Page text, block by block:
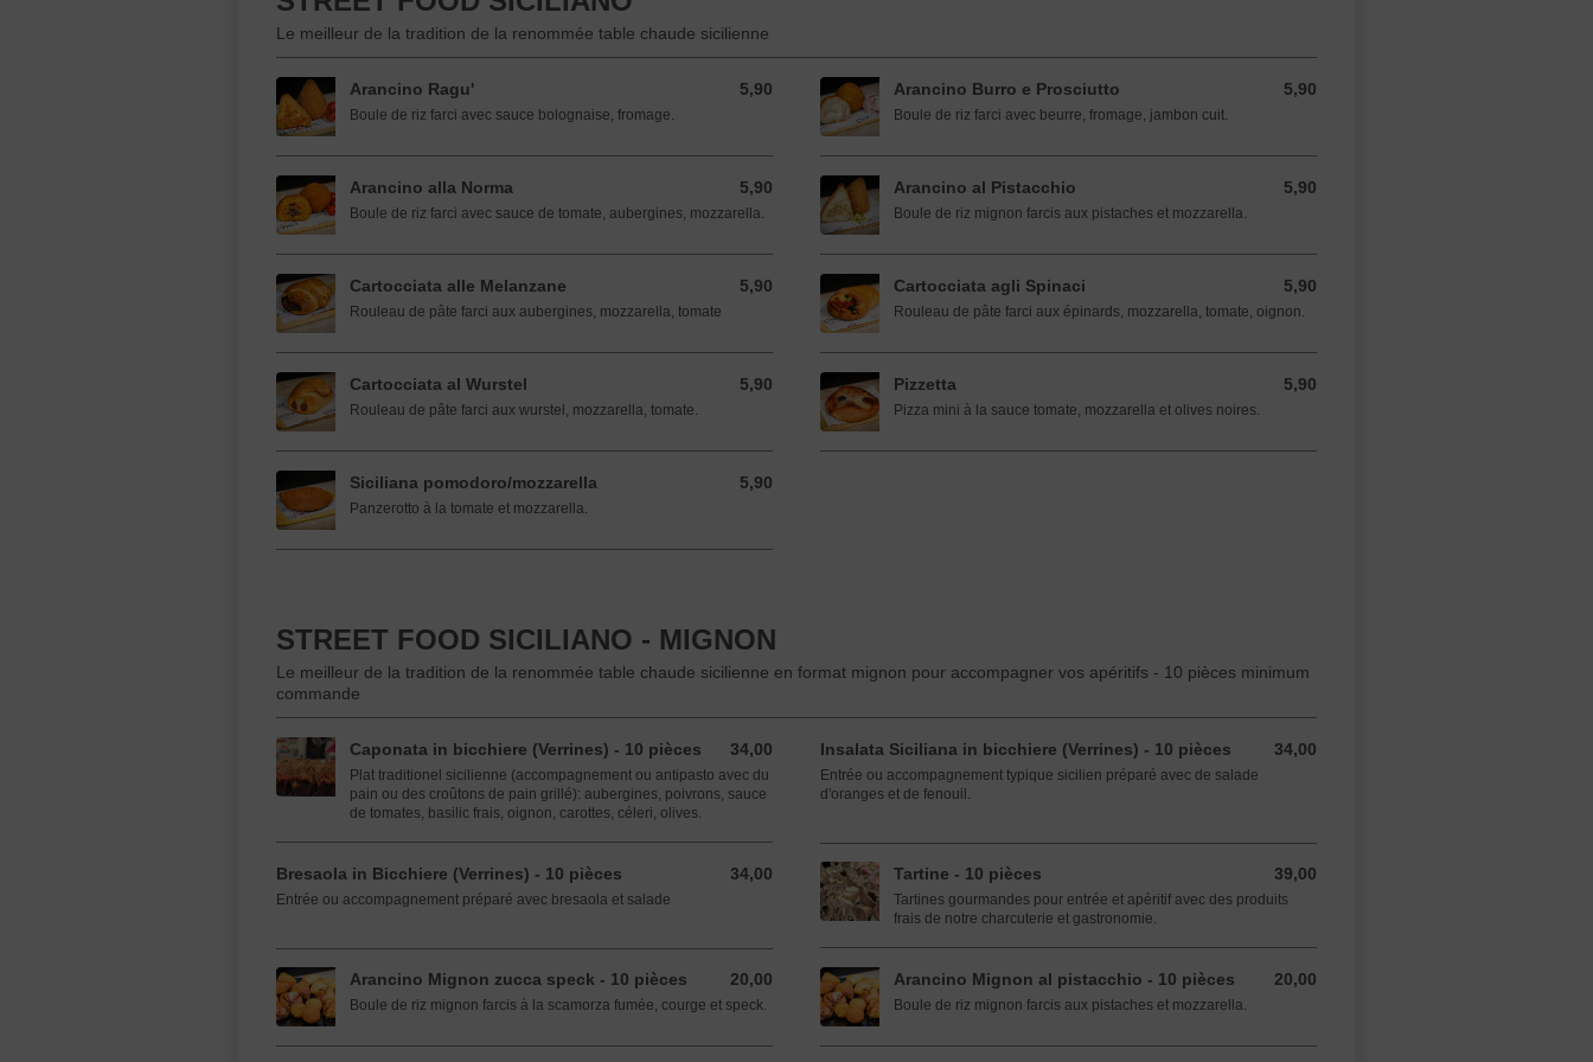
Le meilleur de la tradition de la renommée table chaude sicilienne
Arancino Ragu' 5,90
5,90 EUR
Boule de riz farci avec sauce bolognaise, fromage.
Arancino Burro e Prosciutto 5,90
5,90 EUR
Boule de riz farci avec beurre, fromage, jambon cuit.
Arancino alla Norma 5,90
5,90 EUR
Boule de riz farci avec sauce de tomate, aubergines, mozzarella.
Arancino al Pistacchio 5,90
5,90 EUR
Boule de riz mignon farcis aux pistaches et mozzarella.
Cartocciata alle Melanzane 5,90
5,90 EUR
Rouleau de pâte farci aux aubergines, mozzarella, tomate
Cartocciata agli Spinaci 5,90
5,90 EUR
Rouleau de pâte farci aux épinards, mozzarella, tomate, oignon.
Cartocciata al Wurstel 5,90
5,90 EUR
Rouleau de pâte farci aux wurstel, mozzarella, tomate.
Pizzetta 5,90
5,90 EUR
Pizza mini à la sauce tomate, mozzarella et olives noires.
Siciliana pomodoro/mozzarella 5,90
5,90 EUR
Panzerotto à la tomate et mozzarella.
STREET FOOD SICILIANO - MIGNON
Le meilleur de la tradition de la renommée table chaude sicilienne en format mignon pour accompagner vos apéritifs - 10 pièces minimum
commande
Caponata in bicchiere (Verrines) - 10 pièces 34,00
34,00 EUR
Plat traditionel sicilienne (accompagnement ou antipasto avec du
pain ou des croûtons de pain grillé): aubergines, poivrons, sauce
de tomates, basilic frais, oignon, carottes, céleri, olives.
Insalata Siciliana in bicchiere (Verrines) - 10 pièces 34,00
34,00 EUR
Entrée ou accompagnement typique sicilien préparé avec de salade
d'oranges et de fenouil.
Bresaola in Bicchiere (Verrines) - 10 pièces 34,00
34,00 EUR
Entrée ou accompagnement préparé avec bresaola et salade
Tartine - 10 pièces 39,00
39,00 EUR
Tartines gourmandes pour entrée et apéritif avec des produits
frais de notre charcuterie et gastronomie.
Arancino Mignon zucca speck - 10 pièces 20,00
20,00 EUR
Boule de riz mignon farcis à la scamorza fumée, courge et speck.
Arancino Mignon al pistacchio - 10 pièces 20,00
20,00 EUR
Boule de riz mignon farcis aux pistaches et mozzarella.